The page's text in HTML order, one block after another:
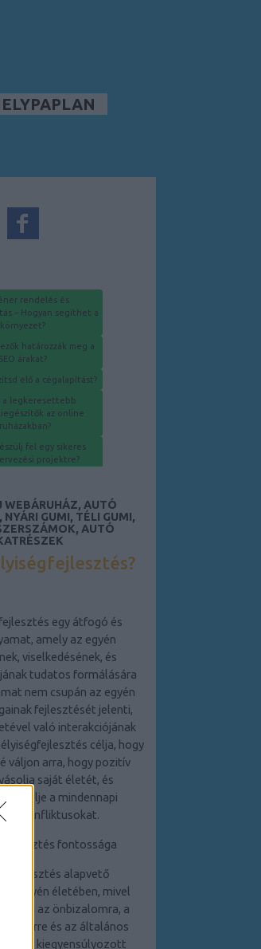
rendelés és
– Hogyan segíthet a
környezet?
határozzák meg a
SEO árakat?
elő a cégalapítást?
a legkeresettebb
az online
fel egy sikeres
projektre?
WEBÁRUHÁZ, AUTÓ
GUMI, TÉLI GUMI,
AUTÓ
egy átfogó és
amely az egyén
viselkedésének, és
tudatos formálására
nem csupán az egyén
fejlesztését jelenti,
való interakciójának
célja, hogy
váljon arra, hogy pozitív
saját életét, és
kezelje a mindennapi
és konfliktusokat.
fontossága
alapvető
egyén életében, mivel
van az önbizalomra, a
karrierre és az általános
jól kiegyensúlyozott